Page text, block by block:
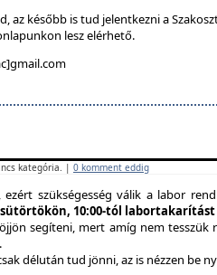
az később is tud jelentkezni a
lesz elérhető.
kategória. | 0 komment eddig
szükségesség válik a labor
10:00-tól
segíteni, mert amíg nem
délután tud jönni, az is nézzen be